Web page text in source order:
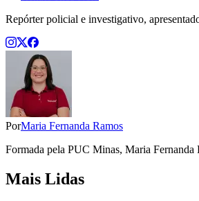
Repórter policial e investigativo,
PorMaria Fernanda Ramos
Formada pela PUC Minas, Maria
Mais Lidas